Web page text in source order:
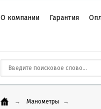
О компании Гарантия
→ Манометры →